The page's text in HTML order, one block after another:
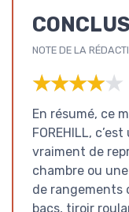
NOTE DE LA
★★★★★
★★★★★
En résumé, ce
FOREHILL,
vraiment de
chambre ou
de rangements
bacs, tiroir